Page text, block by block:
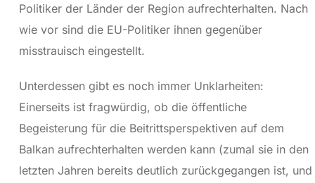
Politiker der Länder der Region aufrechterhalten. Nach
wie vor sind die EU-Politiker ihnen gegenüber
misstrauisch eingestellt.
Unterdessen gibt es noch immer Unklarheiten:
Einerseits ist fragwürdig, ob die öffentliche
Begeisterung für die Beitrittsperspektiven auf dem
Balkan aufrechterhalten werden kann (zumal sie in den
letzten Jahren bereits deutlich zurückgegangen ist, und